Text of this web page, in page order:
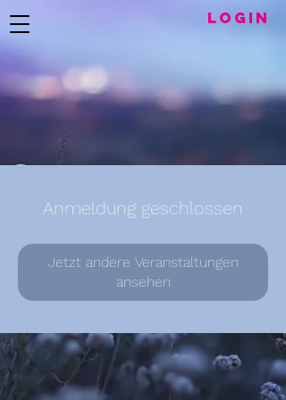
LogIN
Anmeldung geschlossen
Jetzt andere Veranstaltungen
ansehen